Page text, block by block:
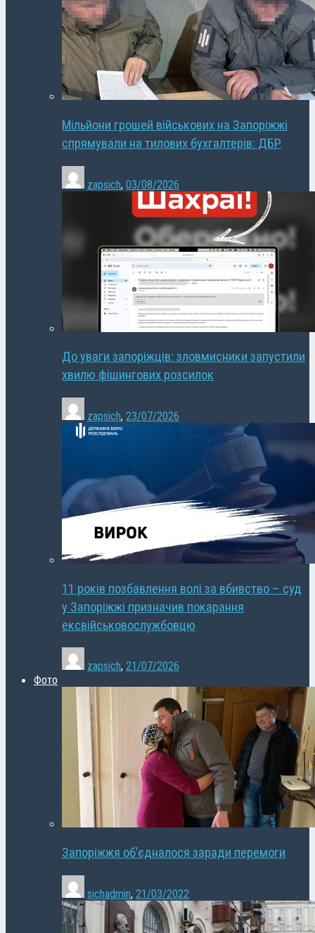
Мільйони грошей військових на Запоріжжі
спрямували на тилових бухгалтерів: ДБР
zapsich, 03/08/2026
До уваги запоріжців: зловмисники запустили
хвилю фішингових розсилок
zapsich, 23/07/2026
11 років позбавлення волі за вбивство – суд
у Запоріжжі призначив покарання
ексвійськовослужбовцю
zapsich, 21/07/2026
Фото
Запоріжжя об’єдналося заради перемоги
sichadmin, 21/03/2022